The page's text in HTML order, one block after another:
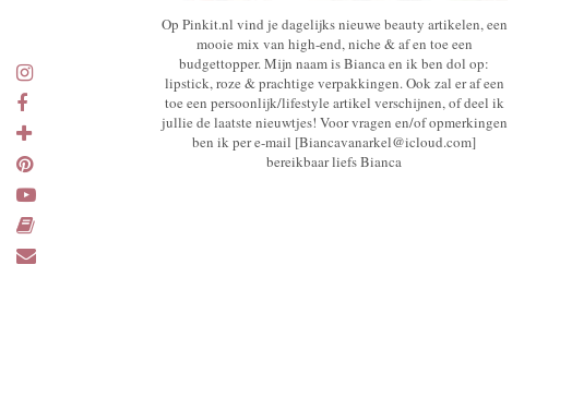
Op Pinkit.nl vind je dagelijks nieuwe beauty artikelen, een
mooie mix van high-end, niche & af en toe een
budgettopper. Mijn naam is Bianca en ik ben dol op:
lipstick, roze & prachtige verpakkingen. Ook zal er af een
toe een persoonlijk/lifestyle artikel verschijnen, of deel ik
jullie de laatste nieuwtjes! Voor vragen en/of opmerkingen
ben ik per e-mail [Biancavanarkel@icloud.com]
bereikbaar liefs Bianca